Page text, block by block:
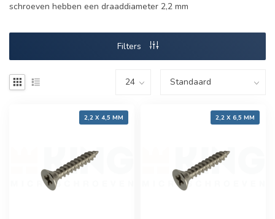
schroeven hebben een draaddiameter 2,2 mm
Filters
2,2 X 4,5 MM 2,2 X 6,5 MM